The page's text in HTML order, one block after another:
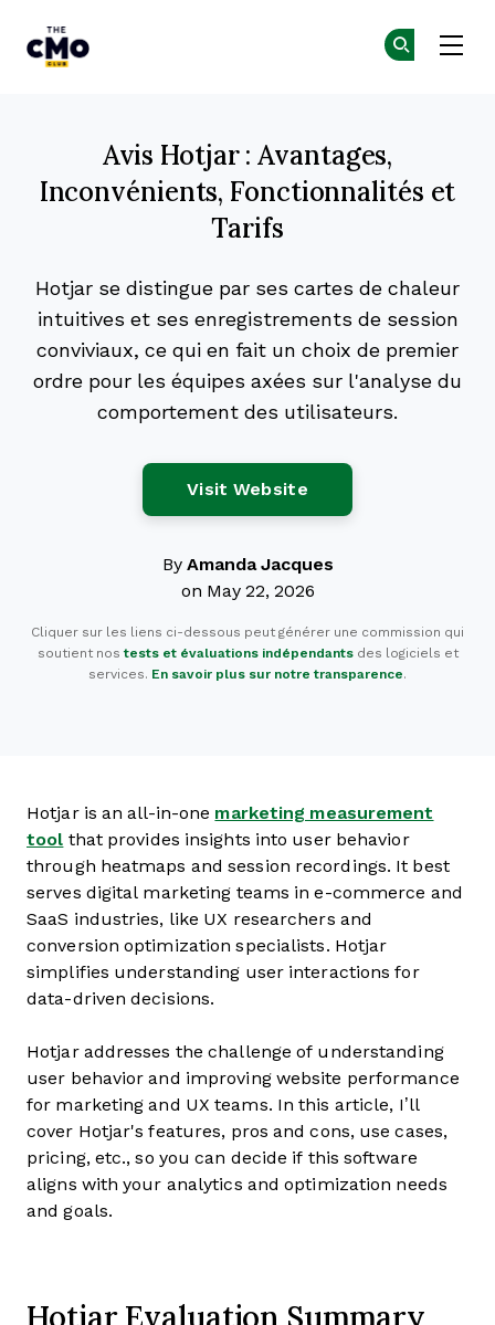
Avis Hotjar : Avantages,
Inconvénients, Fonctionnalités et
Tarifs
Hotjar se distingue par ses cartes de chaleur
intuitives et ses enregistrements de session
conviviaux, ce qui en fait un choix de premier
ordre pour les équipes axées sur l'analyse du
comportement des utilisateurs.
Visit Website
By Amanda Jacques
on May 22, 2026
Cliquer sur les liens ci-dessous peut générer une commission qui
soutient nostests et évaluations indépendantsdes logiciels et
services. En savoir plus sur notre transparence.
Hotjar is an all-in-one marketing measurement
tool that provides insights into user behavior
through heatmaps and session recordings. It best
serves digital marketing teams in e-commerce and
SaaS industries, like UX researchers and
conversion optimization specialists. Hotjar
simplifies understanding user interactions for
data-driven decisions.
Hotjar addresses the challenge of understanding
user behavior and improving website performance
for marketing and UX teams. In this article, I’ll
cover Hotjar's features, pros and cons, use cases,
pricing, etc., so you can decide if this software
aligns with your analytics and optimization needs
and goals.
Hotjar Evaluation Summary